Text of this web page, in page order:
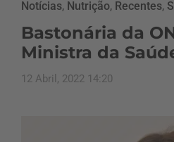
Notícias, Nutrição, Recentes,
Bastonária da
Ministra da
12 Abril, 2022 14:20